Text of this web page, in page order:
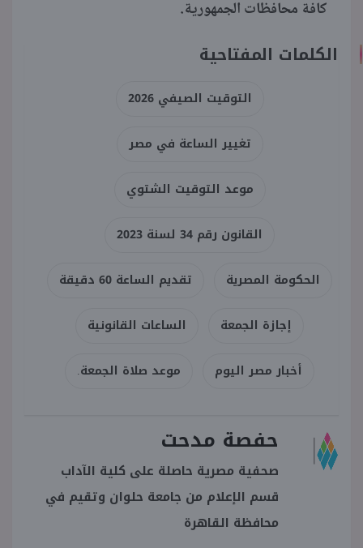
كافة محافظات الجمهورية.
الكلمات المفتاحية
التوقيت الصيفي 2026
تغيير الساعة في مصر
موعد التوقيت الشتوي
القانون رقم 34 لسنة 2023
الحكومة المصرية تقديم الساعة 60 دقيقة
إجازة الجمعة الساعات القانونية
أخبار مصر اليوم موعد صلاة الجمعة.
حفصة مدحت
صحفية مصرية حاصلة على كلية الآداب
قسم الإعلام من جامعة حلوان وتقيم في
محافظة القاهرة